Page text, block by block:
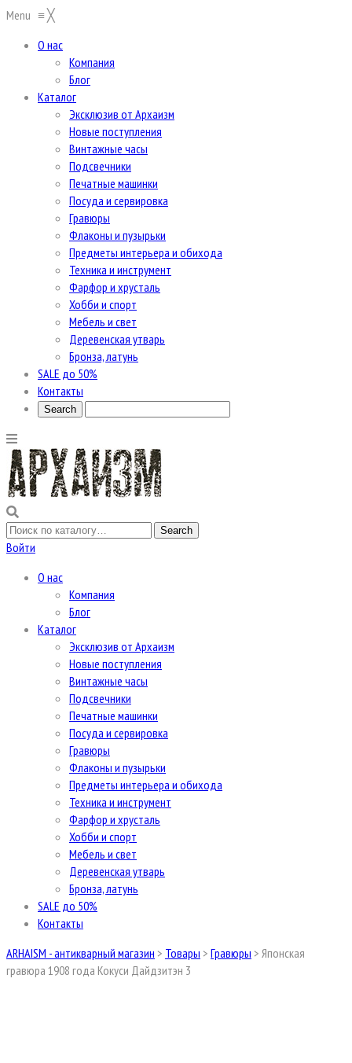
Menu ≡╳
О нас
Компания
Блог
Каталог
Эксклюзив от Архаизм
Новые поступления
Винтажные часы
Подсвечники
Печатные машинки
Посуда и сервировка
Гравюры
Флаконы и пузырьки
Предметы интерьера и обихода
Техника и инструмент
Фарфор и хрусталь
Хобби и спорт
Мебель и свет
Деревенская утварь
Бронза, латунь
SALE до 50%
Контакты
Войти
О нас
Компания
Блог
Каталог
Эксклюзив от Архаизм
Новые поступления
Винтажные часы
Подсвечники
Печатные машинки
Посуда и сервировка
Гравюры
Флаконы и пузырьки
Предметы интерьера и обихода
Техника и инструмент
Фарфор и хрусталь
Хобби и спорт
Мебель и свет
Деревенская утварь
Бронза, латунь
SALE до 50%
Контакты
ARHAISM - антикварный магазин > Товары > Гравюры > Японская
гравюра 1908 года Кокуси Дайдзитэн 3